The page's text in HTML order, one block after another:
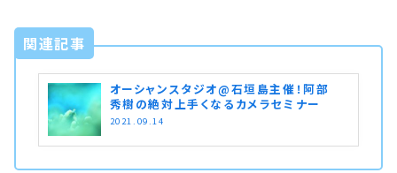
関連記事
オーシャンスタジオ@石垣島主催！阿部
秀樹の絶対上手くなるカメラセミナー
2021.09.14